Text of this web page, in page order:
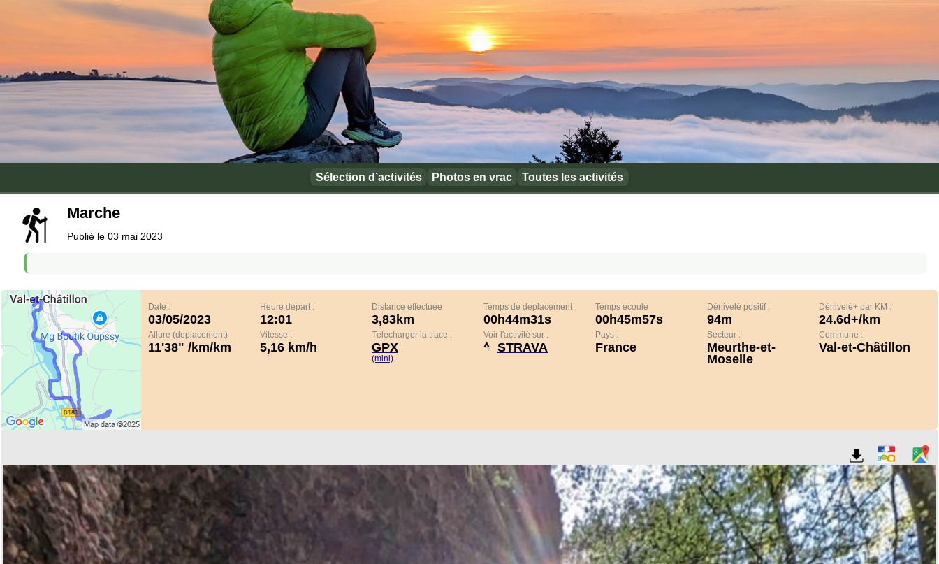
Sélection d’activités Photos en vrac Toutes les activités
Marche
Publié le 03 mai 2023
Date :
03/05/2023
Heure départ :
12:01
Distance effectuée
3,83km
Temps de deplacement
00h44m31s
Temps écoulé
00h45m57s
Dénivelé positif :
94m
Dénivelé+ par KM :
24.6d+/km
Allure (deplacement)
11'38" /km/km
Vitesse :
5,16 km/h
Télécharger la trace :
GPX
(mini)
Voir l'activité sur :
STRAVA
Pays :
France
Secteur :
Meurthe-et-
Moselle
Commune :
Val-et-Châtillon